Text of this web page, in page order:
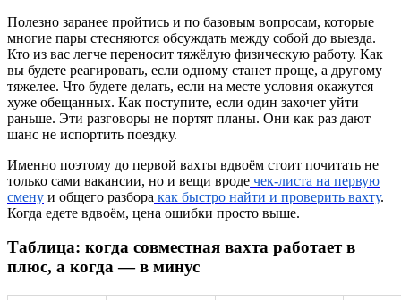
Полезно заранее пройтись и по базовым вопросам, которые
многие пары стесняются обсуждать между собой до выезда.
Кто из вас легче переносит тяжёлую физическую работу. Как
вы будете реагировать, если одному станет проще, а другому
тяжелее. Что будете делать, если на месте условия окажутся
хуже обещанных. Как поступите, если один захочет уйти
раньше. Эти разговоры не портят планы. Они как раз дают
шанс не испортить поездку.
Именно поэтому до первой вахты вдвоём стоит почитать не
только сами вакансии, но и вещи вроде чек-листа на первую
смену и общего разбора как быстро найти и проверить вахту.
Когда едете вдвоём, цена ошибки просто выше.
Таблица: когда совместная вахта работает в
плюс, а когда — в минус